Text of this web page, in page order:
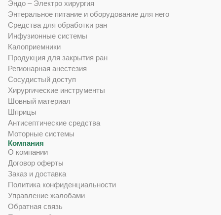
Эндо – Электро хирургия
Энтеральное питание и оборудование для него
Средства для обработки ран
Инфузионные системы
Калоприемники
Продукция для закрытия ран
Регионарная анестезия
Сосудистый доступ
Хирургические инструменты
Шовный материал
Шприцы
Антисептические средства
Моторные системы
Компания
О компании
Договор оферты
Заказ и доставка
Политика конфиденциальности
Управление жалобами
Обратная связь